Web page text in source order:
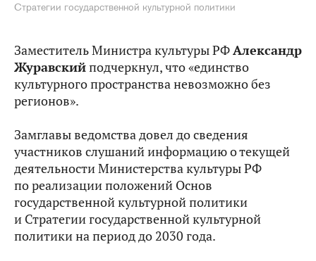
Стратегии государственной культурной политики
Заместитель Министра культуры РФАлександр
Журавскийподчеркнул, что «единство
культурного пространства невозможно без
регионов».
Замглавы ведомства довел до сведения
участников слушаний информацию о текущей
деятельности Министерства культуры РФ
по реализации положений Основ
государственной культурной политики
и Стратегии государственной культурной
политики на период до 2030 года.